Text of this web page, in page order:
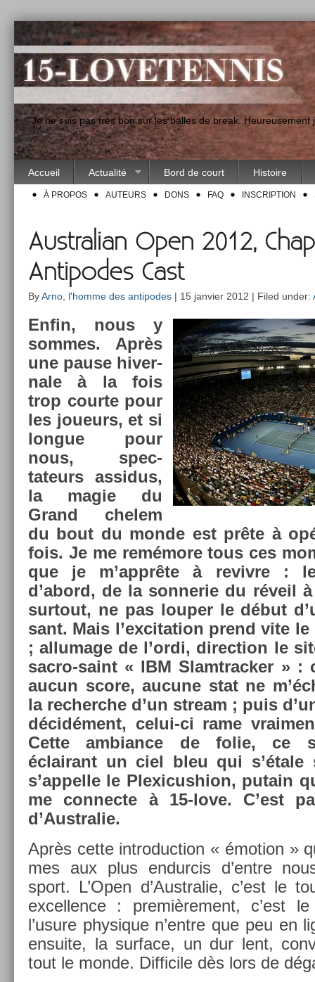
"Je ne suis pas très bon sur les balles de break.
Accueil Actualité Bord de court Histoire
À PROPOS AUTEURS DONS FAQ INSCRIPTION
Australian Open 2012,
Antipodes Cast
ByArno, l'homme des antipodes | 15 janvier 2012 | Filed under:
Enfin, nous y
som­mes. Après
une pause hiver­
nale à la fois
trop co­ur­te pour
les joueurs, et si
lon­gue pour
nous, spec­
tateurs as­sidus,
la magie du
Grand chelem
du bout du monde est prête à
fois. Je me remémore tous ces
que je m’apprête à re­viv­re :
d’abord, de la son­nerie du réveil
sur­tout, ne pas loup­er le début
sant. Mais l’ex­cita­tion prend vite
; al­lumage de l’ordi, di­rec­tion le
sacro-saint « IBM Slamtrack­er » :
aucun score, aucune stat ne
la re­cherche d’un stream ; puis
décidément, celui-ci rame
Cette am­bian­ce de folie, ce
éclairant un ciel bleu qui
s’ap­pelle le Plexicush­ion, putain
me con­nec­te à 15-love. C’est
d’Australie.
Après cette in­troduc­tion « émo­tion »
mes aux plus end­ur­cis d’entre
sport. L’Open d’Australie, c’est le
ex­cell­ence : pre­miè­re­ment, c’est
l’usure physique n’entre que peu en
en­suite, la sur­face, un dur lent,
tout le monde. Dif­ficile dès lors de